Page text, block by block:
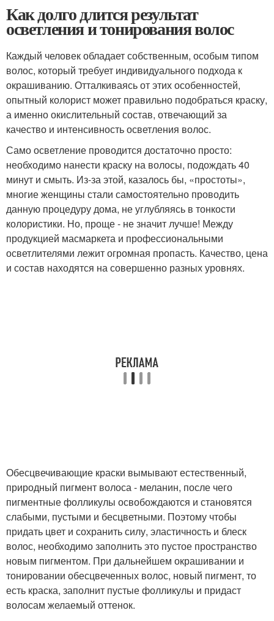
Как долго длится результат
осветления и тонирования волос
Каждый человек обладает собственным, особым типом
волос, который требует индивидуального подхода к
окрашиванию. Отталкиваясь от этих особенностей,
опытный колорист может правильно подобраться краску,
а именно окислительный состав, отвечающий за
качество и интенсивность осветления волос.
Само осветление проводится достаточно просто:
необходимо нанести краску на волосы, подождать 40
минут и смыть. Из-за этой, казалось бы, «простоты»,
многие женщины стали самостоятельно проводить
данную процедуру дома, не углубляясь в тонкости
колористики. Но, проще - не значит лучше! Между
продукцией масмаркета и профессиональными
осветлителями лежит огромная пропасть. Качество, цена
и состав находятся на совершенно разных уровнях.
Обесцвечивающие краски вымывают естественный,
природный пигмент волоса - меланин, после чего
пигментные фолликулы освобождаются и становятся
слабыми, пустыми и бесцветными. Поэтому чтобы
придать цвет и сохранить силу, эластичность и блеск
волос, необходимо заполнить это пустое пространство
новым пигментом. При дальнейшем окрашивании и
тонировании обесцвеченных волос, новый пигмент, то
есть краска, заполнит пустые фолликулы и придаст
волосам желаемый оттенок.